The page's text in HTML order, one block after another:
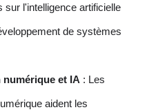
l'intelligence artificielle
de systèmes
et IA : Les
aident les